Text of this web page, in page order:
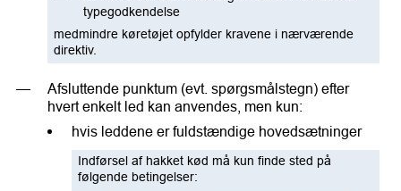
typegodkendelse
medmindre køretøjet opfylder kravene i nærværende
direktiv.
Afsluttende punktum (evt. spørgsmålstegn) efter
hvert enkelt led kan anvendes, men kun:
hvis leddene er fuldstændige hovedsætninger
Indførsel af hakket kød må kun finde sted på
følgende betingelser: